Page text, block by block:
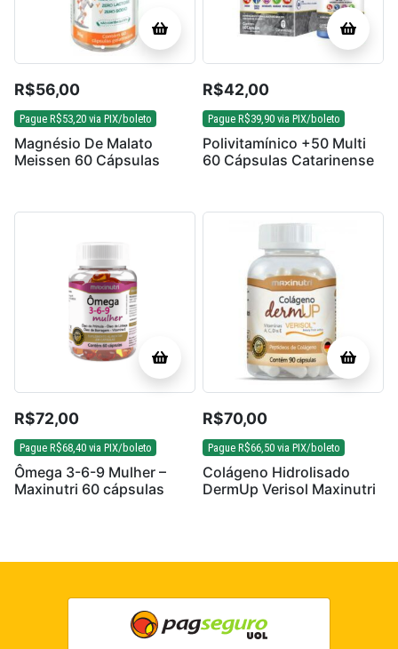
R$56,00
Pague R$53,20 via PIX/boleto
Magnésio De Malato
Meissen 60 Cápsulas
R$42,00
Pague R$39,90 via PIX/boleto
Polivitamínico +50 Multi
60 Cápsulas Catarinense
R$72,00
Pague R$68,40 via PIX/boleto
Ômega 3-6-9 Mulher –
Maxinutri 60 cápsulas
R$70,00
Pague R$66,50 via PIX/boleto
Colágeno Hidrolisado
DermUp Verisol Maxinutri